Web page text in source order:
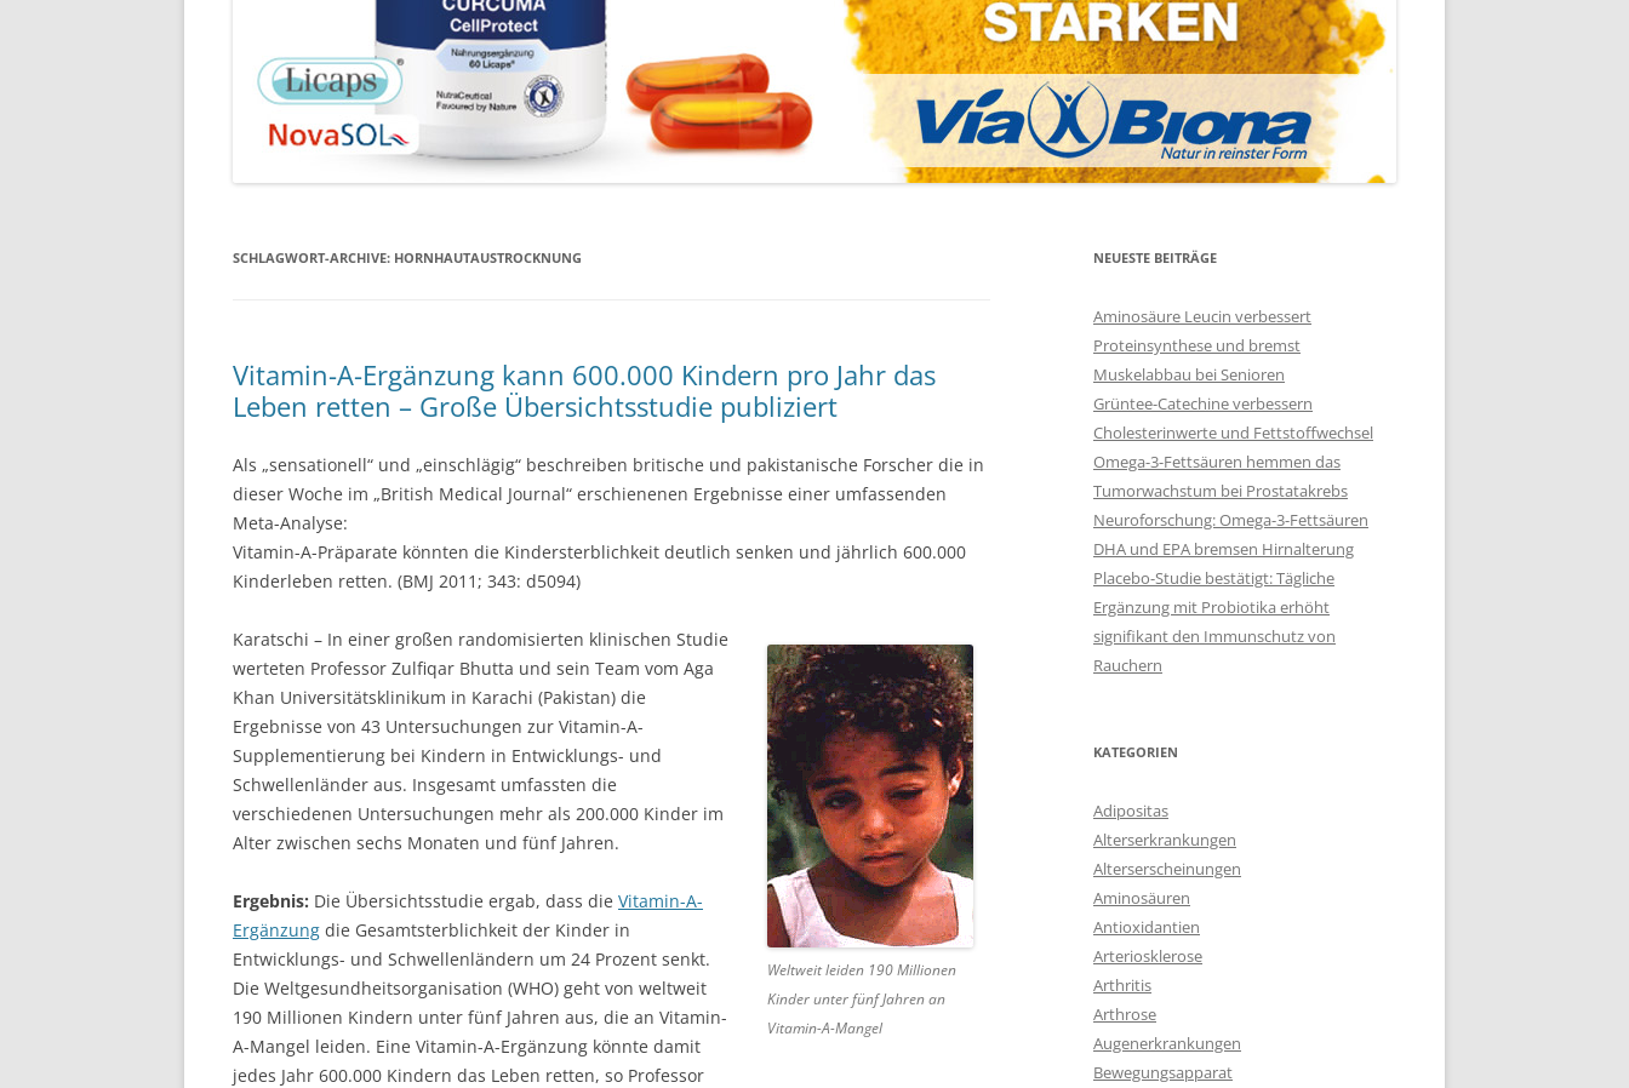
SCHLAGWORT-ARCHIVE: HORNHAUTAUSTROCKNUNG
Vitamin-A-Ergänzung kann 600.000 Kindern pro Jahr das
Leben retten – Große Übersichtsstudie publiziert
Als „sensationell“ und „einschlägig“ beschreiben britische und pakistanische Forscher die in
dieser Woche im „British Medical Journal“ erschienenen Ergebnisse einer umfassenden
Meta-Analyse:
Vitamin-A-Präparate könnten die Kindersterblichkeit deutlich senken und jährlich 600.000
Kinderleben retten. (BMJ 2011; 343: d5094)
Weltweit leiden 190 Millionen
Kinder unter fünf Jahren an
Vitamin-A-Mangel
Karatschi – In einer großen randomisierten klinischen Studie
werteten Professor Zulfiqar Bhutta und sein Team vom Aga
Khan Universitätsklinikum in Karachi (Pakistan) die
Ergebnisse von 43 Untersuchungen zur Vitamin-A-
Supplementierung bei Kindern in Entwicklungs- und
Schwellenländer aus. Insgesamt umfassten die
verschiedenen Untersuchungen mehr als 200.000 Kinder im
Alter zwischen sechs Monaten und fünf Jahren.
Ergebnis: Die Übersichtsstudie ergab, dass die Vitamin-A-
Ergänzung die Gesamtsterblichkeit der Kinder in
Entwicklungs- und Schwellenländern um 24 Prozent senkt.
Die Weltgesundheitsorganisation (WHO) geht von weltweit
190 Millionen Kindern unter fünf Jahren aus, die an Vitamin-
A-Mangel leiden. Eine Vitamin-A-Ergänzung könnte damit
jedes Jahr 600.000 Kindern das Leben retten, so Professor
NEUESTE BEITRÄGE
Aminosäure Leucin verbessert
Proteinsynthese und bremst
Muskelabbau bei Senioren
Grüntee-Catechine verbessern
Cholesterinwerte und Fettstoffwechsel
Omega-3-Fettsäuren hemmen das
Tumorwachstum bei Prostatakrebs
Neuroforschung: Omega-3-Fettsäuren
DHA und EPA bremsen Hirnalterung
Placebo-Studie bestätigt: Tägliche
Ergänzung mit Probiotika erhöht
signifikant den Immunschutz von
Rauchern
KATEGORIEN
Adipositas
Alterserkrankungen
Alterserscheinungen
Aminosäuren
Antioxidantien
Arteriosklerose
Arthritis
Arthrose
Augenerkrankungen
Bewegungsapparat